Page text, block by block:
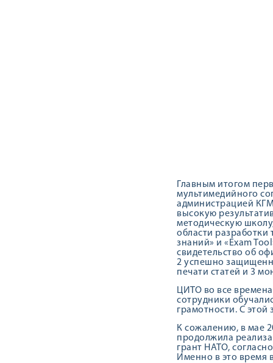
Главным итогом
мультимедийного
администрацией
высокую
методическую
области
знаний» и «Exam
свидетельство об
2 успешно
печати статей и 3
ЦИТО во все
сотрудники
грамотности. С
К сожалению, в мае
продолжила
грант НАТО,
Именно в это время